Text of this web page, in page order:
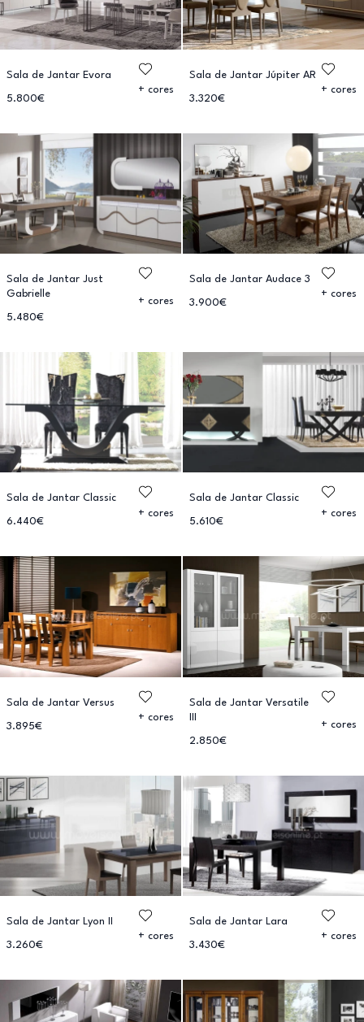
Sala de Jantar Evora
5.800€
+ cores
Sala de Jantar Júpiter AR
3.320€
+ cores
Sala de Jantar Just
Gabrielle
5.480€
+ cores
Sala de Jantar Audace 3
3.900€
+ cores
Sala de Jantar Classic
6.440€
+ cores
Sala de Jantar Classic
5.610€
+ cores
Sala de Jantar Versus
3.895€
+ cores
Sala de Jantar Versatile
2.850€
+ cores
Sala de Jantar Lyon II
3.260€
+ cores
Sala de Jantar Lara
3.430€
+ cores